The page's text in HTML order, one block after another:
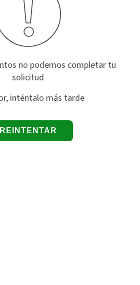
no podemos completar tu
solicitud
inténtalo más tarde
REINTENTAR